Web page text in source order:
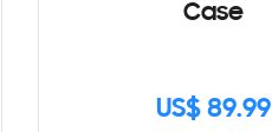
Case
US$ 89.99